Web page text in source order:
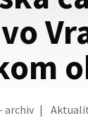
archiv